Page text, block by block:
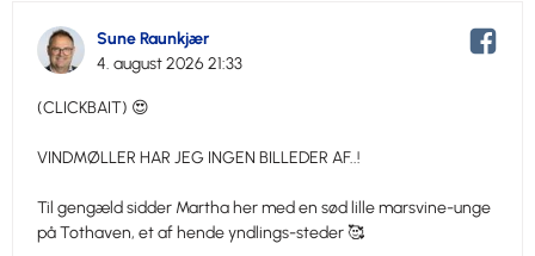
Sune Raunkjær
4. august 2026 21:33
(CLICKBAIT) 😍
VINDMØLLER HAR JEG INGEN BILLEDER AF..!
Til gengæld sidder Martha her med en sød lille marsvine-unge
på Tothaven, et af hende yndlings-steder 🥰